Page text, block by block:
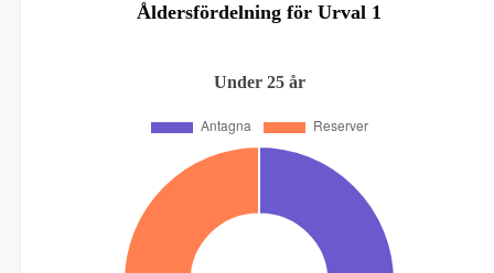
Åldersfördelning för Urval 1
Under 25 år